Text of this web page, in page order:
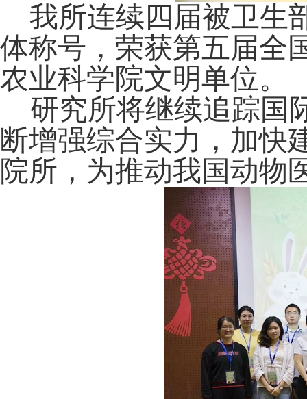
我所连续四届被卫生
体称号，荣获第五届全
农业科学院文明单位。
研究所将继续追踪国
断增强综合实力，加快
院所，为推动我国动物